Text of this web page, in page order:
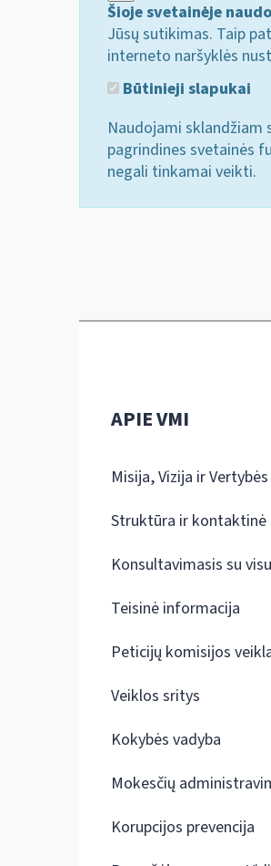
Šioje svetainėje
Jūsų sutikimas. Taip
interneto naršyklės
Būtinieji slapukai
Naudojami sklandžiam
pagrindines svetainės
negali tinkamai veikti.
APIE VMI
Misija, Vizija ir Vertybės
Struktūra ir kontaktinė
Konsultavimasis su
Teisinė informacija
Peticijų komisijos
Veiklos sritys
Kokybės vadyba
Mokesčių
Korupcijos prevencija